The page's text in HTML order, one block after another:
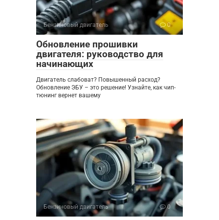
Бензиновый двигатель 0
Обновление прошивки
двигателя: руководство для
начинающих
Двигатель слабоват? Повышенный расход?
Обновление ЭБУ – это решение! Узнайте, как чип-
тюнинг вернет вашему
Бензиновый двигатель 0